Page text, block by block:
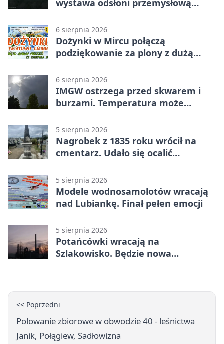
wystawa odsłoni przemysłową
6 sierpnia 2026
Dożynki w Mircu połączą
podziękowanie za plony z dużą
6 sierpnia 2026
IMGW ostrzega przed skwarem i
burzami. Temperatura może
5 sierpnia 2026
Nagrobek z 1835 roku wrócił na
cmentarz. Udało się ocalić
5 sierpnia 2026
Modele wodnosamolotów wracają
nad Lubiankę. Finał pełen emocji
5 sierpnia 2026
Potańcówki wracają na
Szlakowisko. Będzie nowa
<< Poprzedni
Polowanie zbiorowe w obwodzie 40 - leśnictwa
Janik, Połągiew, Sadłowizna